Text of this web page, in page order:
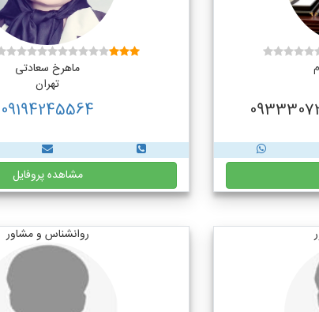
ماهرخ سعادتی
تهران
09194245564
مشاهده پروفایل
روانشناس و مشاور